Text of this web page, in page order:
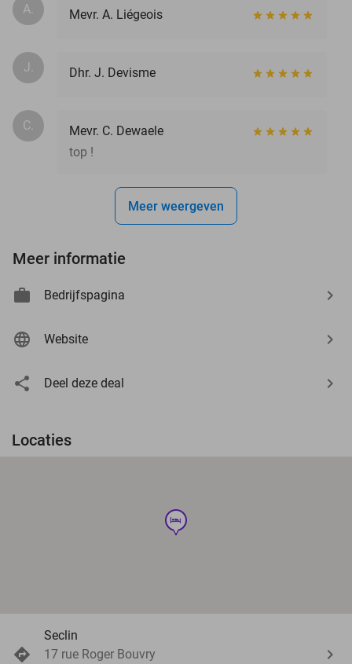
A. Mevr. A. Liégeois
J. Dhr. J. Devisme
C.
Mevr. C. Dewaele
top !
Meer weergeven
Meer informatie
Bedrijfspagina
Website
Deel deze deal
Locaties
hotel
Seclin
17 rue Roger Bouvry